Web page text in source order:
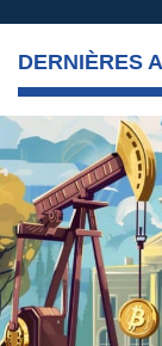
DERNIÈRES